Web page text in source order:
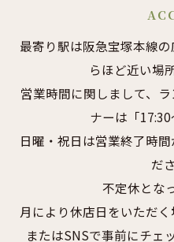
最寄り駅は阪急宝塚本線
らほど近い場
営業時間に関しまして、
ナーは「17:30
日曜・祝日は営業終了時
だ
不定休とな
月により休店日をいただ
またはSNSで事前にチェ